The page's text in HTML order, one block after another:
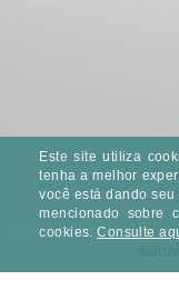
Este site utiliza
tenha a melhor
você está dando
mencionado sobre
cookies.Consulte